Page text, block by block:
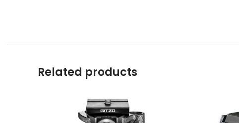
Related products